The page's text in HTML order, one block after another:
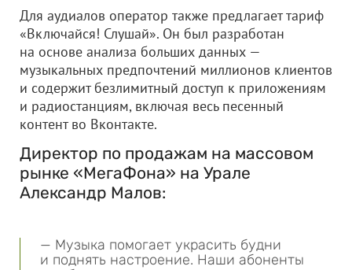
Для аудиалов оператор также предлагает тариф
«Включайся! Слушай». Он был разработан
на основе анализа больших данных —
музыкальных предпочтений миллионов клиентов
и содержит безлимитный доступ к приложениям
и радиостанциям, включая весь песенный
контент во Вконтакте.
Директор по продажам на массовом
рынке «МегаФона» на Урале
Александр Малов:
— Музыка помогает украсить будни
и поднять настроение. Наши абоненты